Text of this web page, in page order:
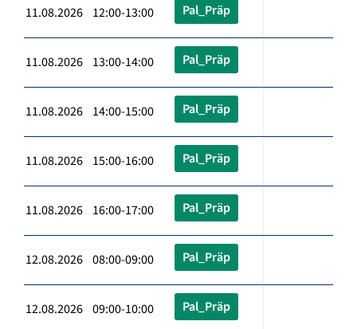
11.08.2026 12:00-13:00 Pal_Präp
11.08.2026 13:00-14:00 Pal_Präp
11.08.2026 14:00-15:00 Pal_Präp
11.08.2026 15:00-16:00 Pal_Präp
11.08.2026 16:00-17:00 Pal_Präp
12.08.2026 08:00-09:00 Pal_Präp
12.08.2026 09:00-10:00 Pal_Präp